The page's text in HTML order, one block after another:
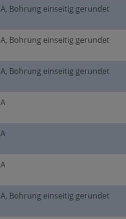
A, Bohrung einseitig gerundet
A, Bohrung einseitig gerundet
A, Bohrung einseitig gerundet
A
A
A
A, Bohrung einseitig gerundet